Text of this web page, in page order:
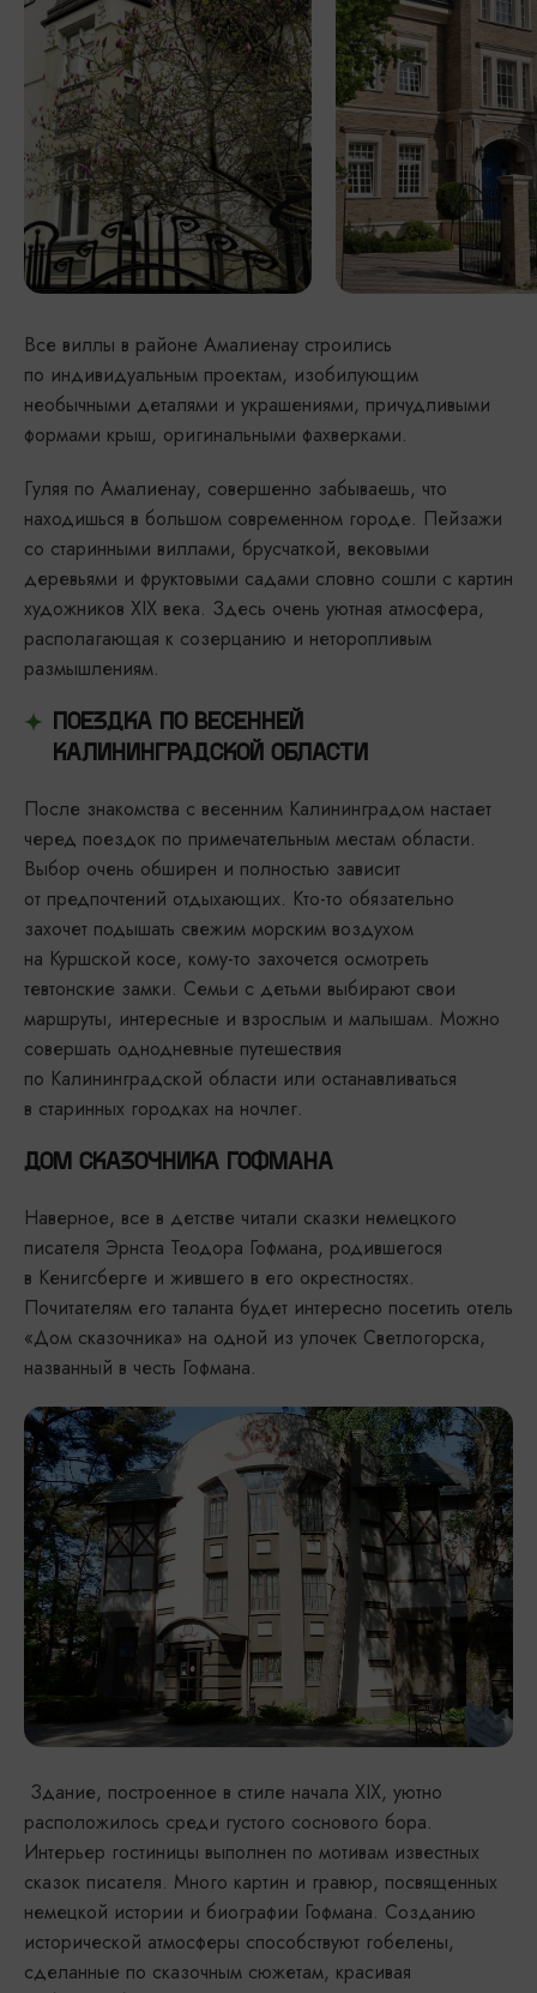
Все виллы в районе Амалиенау строились
по индивидуальным проектам, изобилующим
необычными деталями и украшениями, причудливыми
формами крыш, оригинальными фахверками.
Гуляя по Амалиенау, совершенно забываешь, что
находишься в большом современном городе. Пейзажи
со старинными виллами, брусчаткой, вековыми
деревьями и фруктовыми садами словно сошли с картин
художников XIX века. Здесь очень уютная атмосфера,
располагающая к созерцанию и неторопливым
размышлениям.
ПОЕЗДКА ПО ВЕСЕННЕЙ
КАЛИНИНГРАДСКОЙ ОБЛАСТИ
После знакомства с весенним Калининградом настает
черед поездок по примечательным местам области.
Выбор очень обширен и полностью зависит
от предпочтений отдыхающих. Кто-то обязательно
захочет подышать свежим морским воздухом
на Куршской косе, кому-то захочется осмотреть
тевтонские замки. Семьи с детьми выбирают свои
маршруты, интересные и взрослым и малышам. Можно
совершать однодневные путешествия
по Калининградской области или останавливаться
в старинных городках на ночлег.
ДОМ СКАЗОЧНИКА ГОФМАНА
Наверное, все в детстве читали сказки немецкого
писателя Эрнста Теодора Гофмана, родившегося
в Кенигсберге и жившего в его окрестностях.
Почитателям его таланта будет интересно посетить отель
«Дом сказочника» на одной из улочек Светлогорска,
названный в честь Гофмана.
Здание, построенное в стиле начала XIX, уютно
расположилось среди густого соснового бора.
Интерьер гостиницы выполнен по мотивам известных
сказок писателя. Много картин и гравюр, посвященных
немецкой истории и биографии Гофмана. Созданию
исторической атмосферы способствуют гобелены,
сделанные по сказочным сюжетам, красивая